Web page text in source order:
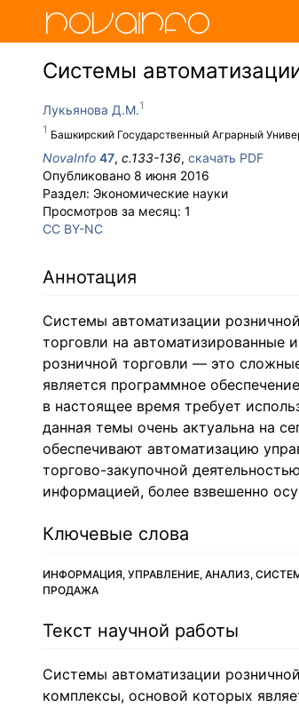
Системы
Лукьянова Д.М.
Башкирский Государственный Аграрный
NovaInfo 47, с.133-136, скачать PDF
Опубликовано 8 июня 2016
Раздел: Экономические науки
Просмотров за месяц: 1
CC BY-NC
Аннотация
Системы автоматизации
торговли на
розничной торговли — это
является программное
в настоящее время требует
данная темы очень актуальна на
обеспечивают автоматизацию
торгово-закупочной
информацией, более взвешенно
Ключевые слова
ИНФОРМАЦИЯ, УПРАВЛЕНИЕ, АНАЛИЗ,
ПРОДАЖА
Текст научной работы
Системы автоматизации
комплексы, основой которых